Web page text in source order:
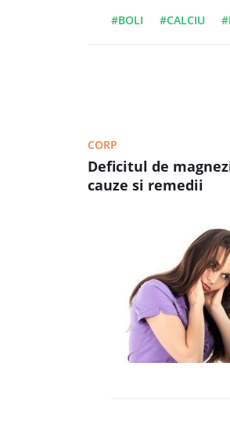
#BOLI #CALCIU
CORP
Deficitul de
cauze si remedii